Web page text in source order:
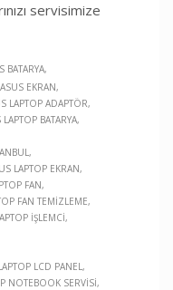
servisimize
BATARYA
ASUS EKRAN
LAPTOP ADAPTÖR
LAPTOP BATARYA
LAPTOP EKRAN
FAN
FAN TEMIZLEME
İŞLEMCI
LCD PANEL
NOTEBOOK SERVISI